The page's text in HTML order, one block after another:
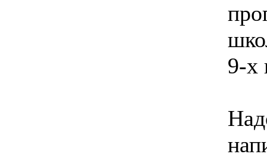
9-х